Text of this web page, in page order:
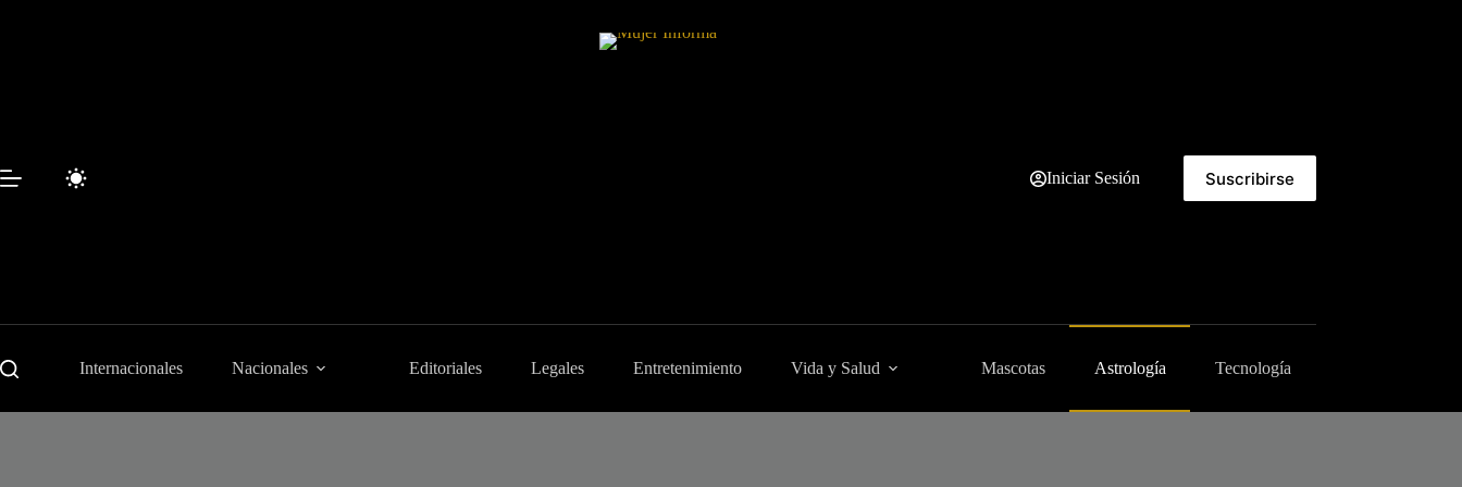
Iniciar Sesión Suscribirse
Internacionales Nacionales Editoriales Legales Entretenimiento Vida y Salud Mascotas Astrología Tecnología